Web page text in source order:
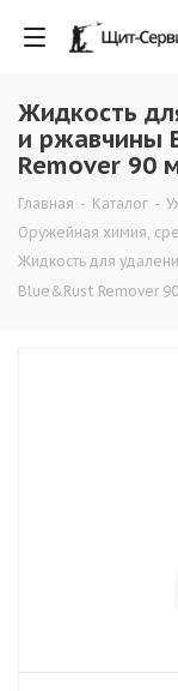
Жидкость
и ржавчины
Remover 90
Главная - Каталог -
Оружейная химия,
Жидкость для
Blue&Rust Remover